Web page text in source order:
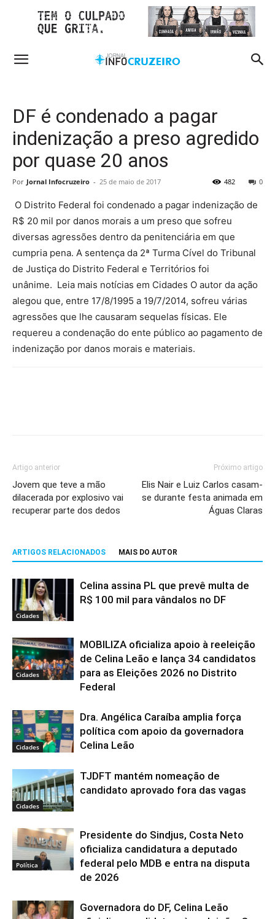
DF é condenado a pagar
indenização a preso agredido
por quase 20 anos
Por Jornal Infocruzeiro - 25 de maio de 2017 0
482
O Distrito Federal foi condenado a pagar indenização de
R$ 20 mil por danos morais a um preso que sofreu
diversas agressões dentro da penitenciária em que
cumpria pena. A sentença da 2ª Turma Cível do Tribunal
de Justiça do Distrito Federal e Territórios foi
unânime. Leia mais notícias em Cidades O autor da ação
alegou que, entre 17/8/1995 a 19/7/2014, sofreu várias
agressões que lhe causaram sequelas físicas. Ele
requereu a condenação do ente público ao pagamento de
indenização por danos morais e materiais.
Artigo anterior
Jovem que teve a mão
dilacerada por explosivo vai
recuperar parte dos dedos
Próximo artigo
Elis Nair e Luiz Carlos casam-
se durante festa animada em
Águas Claras
ARTIGOS RELACIONADOS MAIS DO AUTOR
Cidades
Celina assina PL que prevê multa de
R$ 100 mil para vândalos no DF
Cidades
MOBILIZA oficializa apoio à reeleição
de Celina Leão e lança 34 candidatos
para as Eleições 2026 no Distrito
Federal
Cidades
Dra. Angélica Caraíba amplia força
política com apoio da governadora
Celina Leão
Cidades
TJDFT mantém nomeação de
candidato aprovado fora das vagas
Política
Presidente do Sindjus, Costa Neto
oficializa candidatura a deputado
federal pelo MDB e entra na disputa
de 2026
Governadora do DF, Celina Leão